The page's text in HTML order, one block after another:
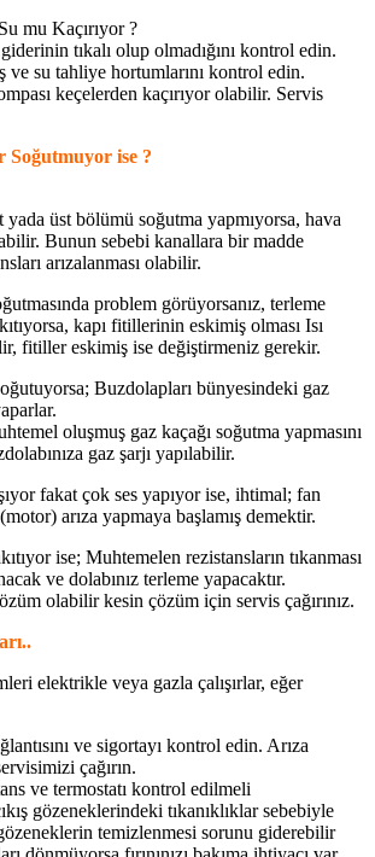
mu Kaçırıyor ?
tıkalı olup olmadığını kontrol edin.
su tahliye hortumlarını kontrol edin.
keçelerden kaçırıyor olabilir. Servis
Soğutmuyor ise ?
yada üst bölümü soğutma yapmıyorsa, hava
Bunun sebebi kanallara bir madde
arızalanması olabilir.
problem görüyorsanız, terleme
kapı fitillerinin eskimiş olması Isı
fitiller eskimiş ise değiştirmeniz gerekir.
Buzdolapları bünyesindeki gaz
oluşmuş gaz kaçağı soğutma yapmasını
gaz şarjı yapılabilir.
fakat çok ses yapıyor ise, ihtimal; fan
arıza yapmaya başlamış demektir.
ise; Muhtemelen rezistansların tıkanması
ve dolabınız terleme yapacaktır.
olabilir kesin çözüm için servis çağırınız.
elektrikle veya gazla çalışırlar, eğer
ve sigortayı kontrol edin. Arıza
çağırın.
ve termostatı kontrol edilmeli
gözeneklerindeki tıkanıklıklar sebebiyle
temizlenmesi sorunu giderebilir